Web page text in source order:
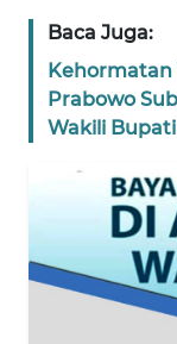
Baca Juga:
Kehormatan
Prabowo
Wakili
WN
JABAR
WN
BANTEN
WN